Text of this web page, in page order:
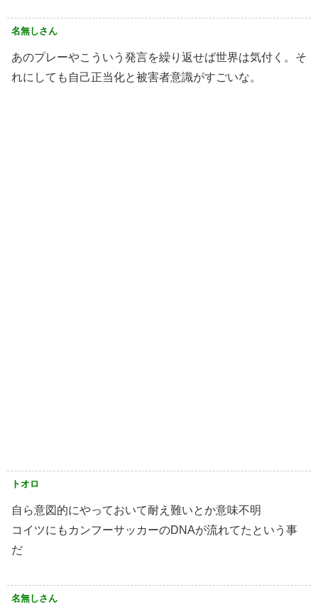
名無しさん
あのプレーやこういう発言を繰り返せば世界は気付く。そ
れにしても自己正当化と被害者意識がすごいな。
トオロ
自ら意図的にやっておいて耐え難いとか意味不明
コイツにもカンフーサッカーのDNAが流れてたという事
だ
名無しさん